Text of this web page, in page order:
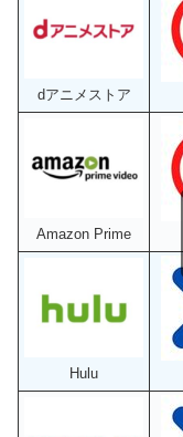
dアニメストア
Amazon Prime
Hulu